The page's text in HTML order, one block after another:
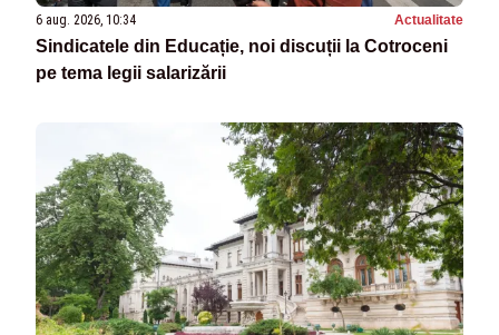
6 aug. 2026, 10:34 Actualitate
Sindicatele din Educație, noi discuții la Cotroceni
pe tema legii salarizării